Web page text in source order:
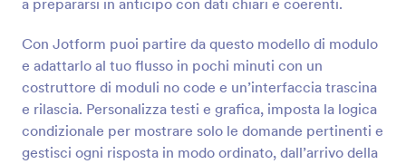
a prepararsi in anticipo con dati chiari e coerenti.
Con Jotform puoi partire da questo modello di modulo
e adattarlo al tuo flusso in pochi minuti con un
costruttore di moduli no code e un’interfaccia trascina
e rilascia. Personalizza testi e grafica, imposta la logica
condizionale per mostrare solo le domande pertinenti e
gestisci ogni risposta in modo ordinato, dall’arrivo della